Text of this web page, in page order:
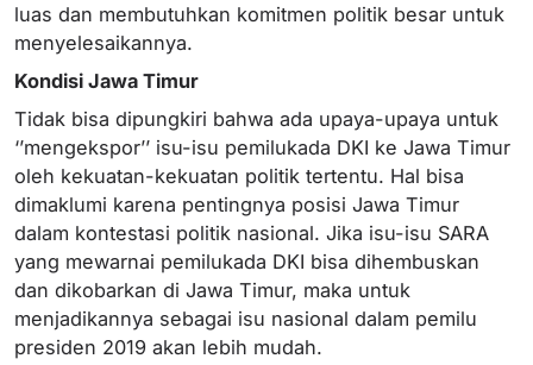
luas dan membutuhkan komitmen politik besar untuk
menyelesaikannya.
Kondisi Jawa Timur
Tidak bisa dipungkiri bahwa ada upaya-upaya untuk
‘’mengekspor’’ isu-isu pemilukada DKI ke Jawa Timur
oleh kekuatan-kekuatan politik tertentu. Hal bisa
dimaklumi karena pentingnya posisi Jawa Timur
dalam kontestasi politik nasional. Jika isu-isu SARA
yang mewarnai pemilukada DKI bisa dihembuskan
dan dikobarkan di Jawa Timur, maka untuk
menjadikannya sebagai isu nasional dalam pemilu
presiden 2019 akan lebih mudah.